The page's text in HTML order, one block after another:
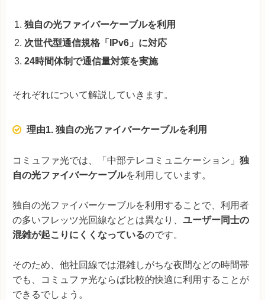
独自の光ファイバーケーブルを利用
次世代型通信規格「IPv6」に対応
24時間体制で通信量対策を実施
それぞれについて解説していきます。
理由1. 独自の光ファイバーケーブルを利用
コミュファ光では、「中部テレコミュニケーション」 独
自の光ファイバーケーブルを利用しています。
独自の光ファイバーケーブルを利用することで、利用者
の多いフレッツ光回線などとは異なり、 ユーザー同士の
混雑が起こりにくくなっているのです。
そのため、他社回線では混雑しがちな夜間などの時間帯
でも、コミュファ光ならば比較的快適に利用することが
できるでしょう。